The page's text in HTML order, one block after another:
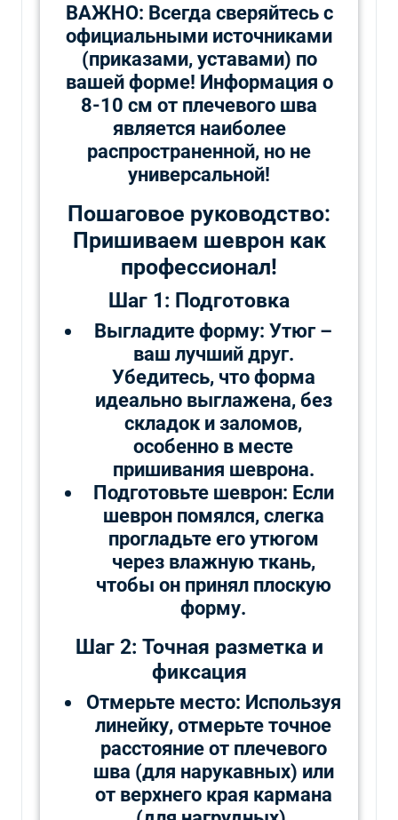
ВАЖНО: Всегда сверяйтесь с
официальными источниками
(приказами, уставами) по
вашей форме! Информация о
8-10 см от плечевого шва
является наиболее
распространенной, но не
универсальной!
Пошаговое руководство:
Пришиваем шеврон как
профессионал!
Шаг 1: Подготовка
Выгладите форму: Утюг –
ваш лучший друг.
Убедитесь, что форма
идеально выглажена, без
складок и заломов,
особенно в месте
пришивания шеврона.
Подготовьте шеврон: Если
шеврон помялся, слегка
прогладьте его утюгом
через влажную ткань,
чтобы он принял плоскую
форму.
Шаг 2: Точная разметка и
фиксация
Отмерьте место: Используя
линейку, отмерьте точное
расстояние от плечевого
шва (для нарукавных) или
от верхнего края кармана